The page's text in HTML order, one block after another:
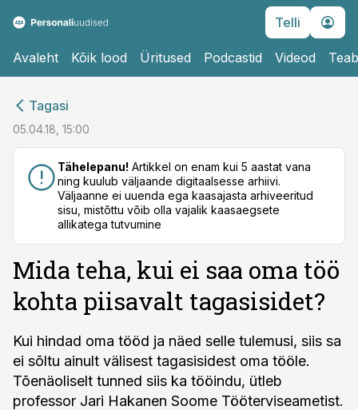
Telli
Avaleht Kõik lood Üritused Podcastid Videod
Tagasi
05.04.18, 15:00
Tähelepanu! Artikkel on enam kui 5 aastat vana
ning kuulub väljaande digitaalsesse arhiivi.
Väljaanne ei uuenda ega kaasajasta arhiveeritud
sisu, mistõttu võib olla vajalik kaasaegsete
allikatega tutvumine
Mida teha, kui ei saa oma töö
kohta piisavalt tagasisidet?
Kui hindad oma tööd ja näed selle tulemusi, siis sa
ei sõltu ainult välisest tagasisidest oma tööle.
Tõenäoliselt tunned siis ka tööindu, ütleb
professor Jari Hakanen Soome Tööterviseametist.